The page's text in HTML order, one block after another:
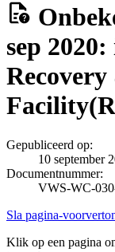
sep
Gepubliceerd op:
10 september
Documentnummer:
VWS-WC-
Sla pagina-
Klik op een pagina